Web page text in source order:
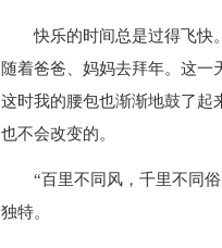
快乐的时间总是过得飞快
随着爸爸、妈妈去拜年。这一
这时我的腰包也渐渐地鼓了起
也不会改变的。
“百里不同风，千里不同
独特。